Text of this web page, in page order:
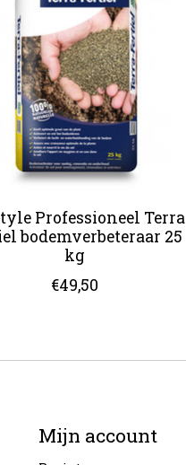
Professioneel Terra
bodemverbeteraar 25
kg
€49,50
Mijn account